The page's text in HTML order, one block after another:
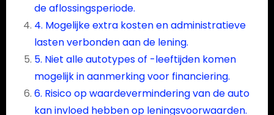
de aflossingsperiode.
4. Mogelijke extra kosten en administratieve
lasten verbonden aan de lening.
5. Niet alle autotypes of -leeftijden komen
mogelijk in aanmerking voor financiering.
6. Risico op waardevermindering van de auto
kan invloed hebben op leningsvoorwaarden.